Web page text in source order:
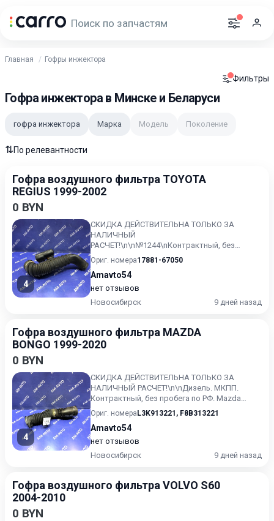
Главная Гофры инжектора
Фильтры
Гофра инжектора в Минске и Беларуси
гофра инжектора Марка Модель Поколение
⇅По релевантности
Гофра воздушного фильтра TOYOTA
REGIUS 1999-2002
0 BYN
4
СКИДКА ДЕЙСТВИТЕЛЬНА ТОЛЬКО ЗА
НАЛИЧНЫЙ
РАСЧЕТ!\n\n№1244\nКонтрактный, без
пробега по РФ.\nToyota Regius, минивэн, 1
поколение, xH40 (08.199...
Ориг. номера17881-67050
Amavto54
нет отзывов
Новосибирск
9 дней назад
Гофра воздушного фильтра MAZDA
BONGO 1999-2020
0 BYN
4
СКИДКА ДЕЙСТВИТЕЛЬНА ТОЛЬКО ЗА
НАЛИЧНЫЙ РАСЧЕТ!\n\nДизель. МКПП.
Контрактный, без пробега по РФ. Mazda
Bongo 1999, минивэн, 4 поколение, SK...
Ориг. номера L3K913221 , F8B313221
Amavto54
нет отзывов
Новосибирск
9 дней назад
Гофра воздушного фильтра VOLVO S60
2004-2010
0 BYN